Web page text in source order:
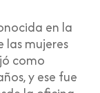
en la
las mujeres
como
y ese fue